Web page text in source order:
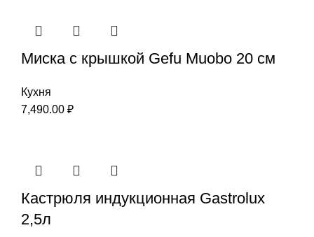
Миска с крышкой Gefu Мuоbо 20 см
Кухня
7,490.00 ₽
Кастрюля индукционная Gastrolux
2,5л